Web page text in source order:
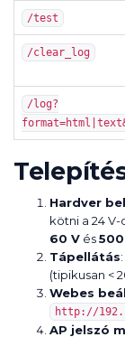
/test
/clear_log
/log?
Hardver
kötni a 24
60 V és
Tápellátás
(tipikusan <
Webes
http://
AP jelszó